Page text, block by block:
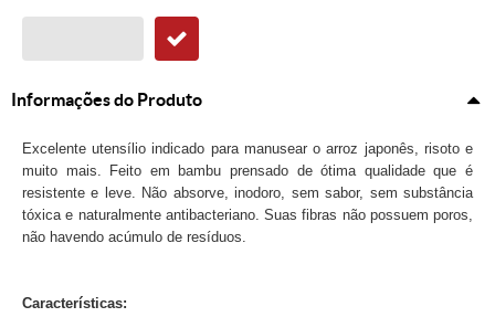
Informações do Produto
Excelente utensílio indicado para manusear o arroz japonês, risoto e
muito mais. Feito em bambu prensado de ótima qualidade que é
resistente e leve. Não absorve, inodoro, sem sabor, sem substância
tóxica e naturalmente antibacteriano. Suas fibras não possuem poros,
não havendo acúmulo de resíduos.
Características: